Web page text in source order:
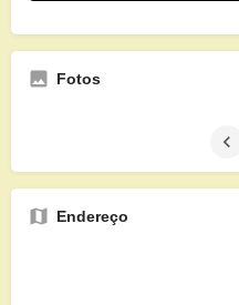
Fotos
Endereço